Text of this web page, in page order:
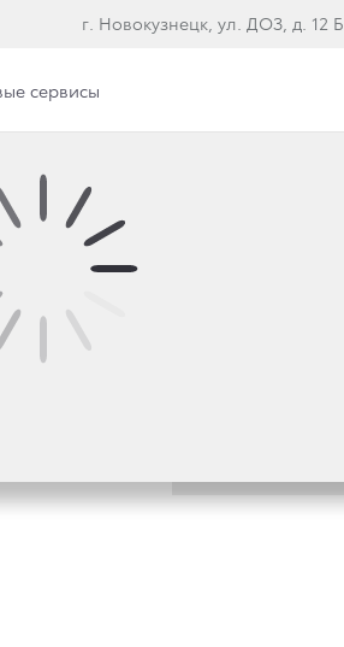
г. Новокузнецк, ул. ДОЗ, д. 12 Б
сервисы
в архиве